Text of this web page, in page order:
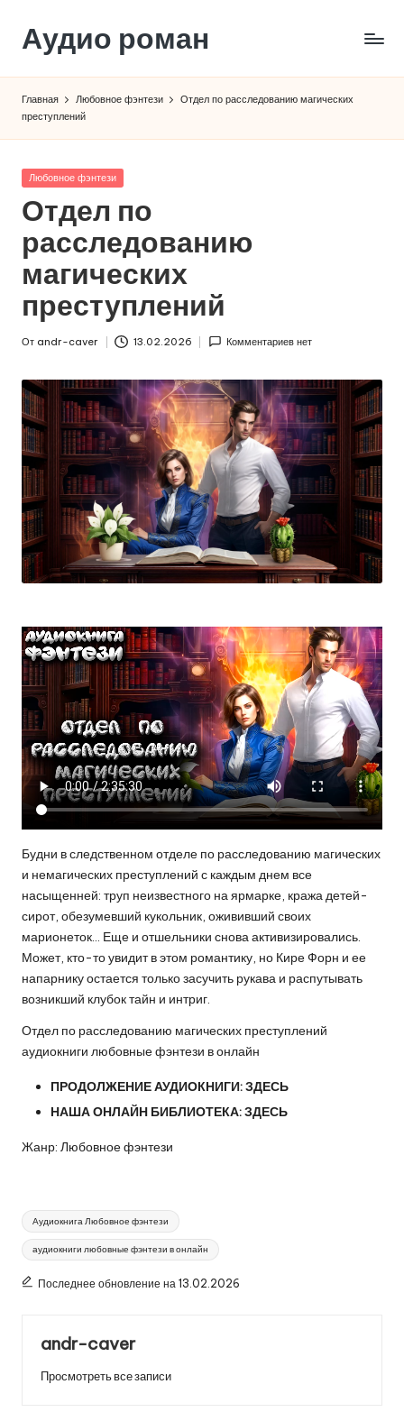
Перейти
содержимому
Аудио роман
Главная Любовное фэнтези
Отдел по расследованию магических
преступлений
Опубликовано
Любовное фэнтези
Отдел по
расследованию
магических
преступлений
От andr-caver 13.02.2026 Комментариев нет
Будни в следственном отделе по расследованию магических
и немагических преступлений с каждым днем все
насыщенней: труп неизвестного на ярмарке, кража детей-
сирот, обезумевший кукольник, ожививший своих
марионеток… Еще и отшельники снова активизировались.
Может, кто-то увидит в этом романтику, но Кире Форн и ее
напарнику остается только засучить рукава и распутывать
возникший клубок тайн и интриг.
Отдел по расследованию магических преступлений
аудиокниги любовные фэнтези в онлайн
ПРОДОЛЖЕНИЕ АУДИОКНИГИ:ЗДЕСЬ
НАША ОНЛАЙН БИБЛИОТЕКА:ЗДЕСЬ
Жанр: Любовное фэнтези
Метки:
Аудиокнига Любовное фэнтези
аудиокниги любовные фэнтези в онлайн
Последнее обновление на 13.02.2026
andr-caver
Просмотреть все записи